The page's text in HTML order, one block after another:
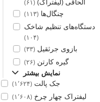
(۶۱)
چنگال‌ها(۱۱۳)
دستگاه‌های تنظیم شاخک
(۱۰۴)
بازوی جرثقیل(۳۳)
گیره کارتن(۲۶)
نمایش بیشتر
جک پالت(۱٬۶۲۴)
لیفتراک چهار چرخ(۱٬۶۰۸)